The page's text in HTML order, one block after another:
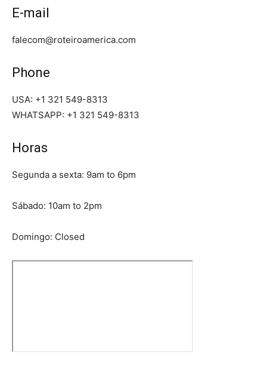
E-mail
falecom@roteiroamerica.com
Phone
USA: +1 321 549-8313
WHATSAPP: +1 321 549-8313
Horas
Segunda a sexta: 9am to 6pm
Sábado: 10am to 2pm
Domingo: Closed